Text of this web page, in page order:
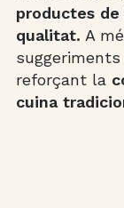
productes
qualitat. A
suggeriments
reforçant la
cuina